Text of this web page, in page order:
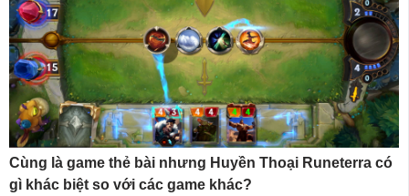
Cùng là game thẻ bài nhưng Huyền Thoại Runeterra có
gì khác biệt so với các game khác?